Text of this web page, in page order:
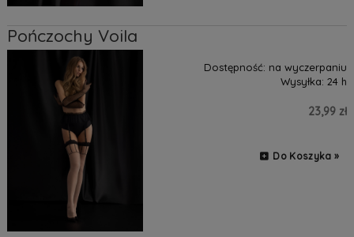
Pończochy Voila
Dostępność: na wyczerpaniu
Wysyłka: 24 h
23,99 zł
Do Koszyka »